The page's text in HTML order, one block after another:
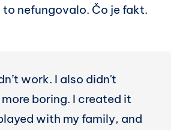
nefungovalo. Čo je fakt.
work. I also didn't
boring. I created it
with my family, and